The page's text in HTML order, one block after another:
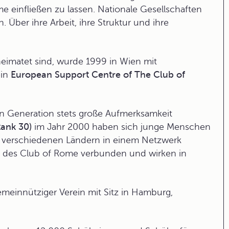
einfließen zu lassen. Nationale Gesellschaften
Über ihre Arbeit, ihre Struktur und ihre
sind, wurde 1999 in Wien mit
European Support Centre of The Club of
Generation stets große Aufmerksamkeit
30) im Jahr 2000 haben sich junge Menschen
Ländern in einem Netzwerk
Club of Rome verbunden und wirken in
Verein mit Sitz in Hamburg,